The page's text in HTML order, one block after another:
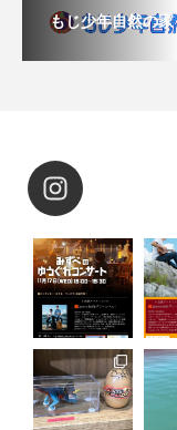
もじ少年自然の家